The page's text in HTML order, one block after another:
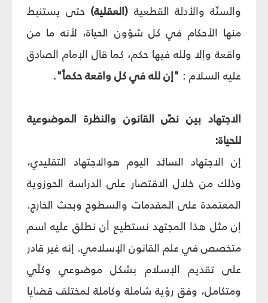
والسنّة والأدلة القطعية (العقلية) حتى يستنبط
منها الأحكام في كل شؤون الحياة، لأنه ما من
واقعة وإلا ولله فيها حكم، كما قال الإمام الصادق
عليه السلام : "إن لله في كل واقعة حكماً".
الاجتهاد بين نصّ القانون والنظرة الموضوعية
للحياة:
إن الاجتهاد السائد اليوم هوالاجتهاد التقليدي،
وذلك من خلال الاقتصار على الدراسة الحوزوية
المعتمدة على المقدمات والسطوح وبحث الخارج.
إن مثل هذا المجتهد نستطيع أن نطلق عليه اسم
متخصص في علم القانون الإسلامي. إنه غير قادر
على تقديم الإسلام بشكل موضوعي وكلّي
ومتكامل، وفق رؤية شاملة وكاملة لمختلف قضايا